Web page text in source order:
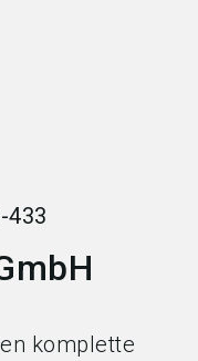
433
komplette